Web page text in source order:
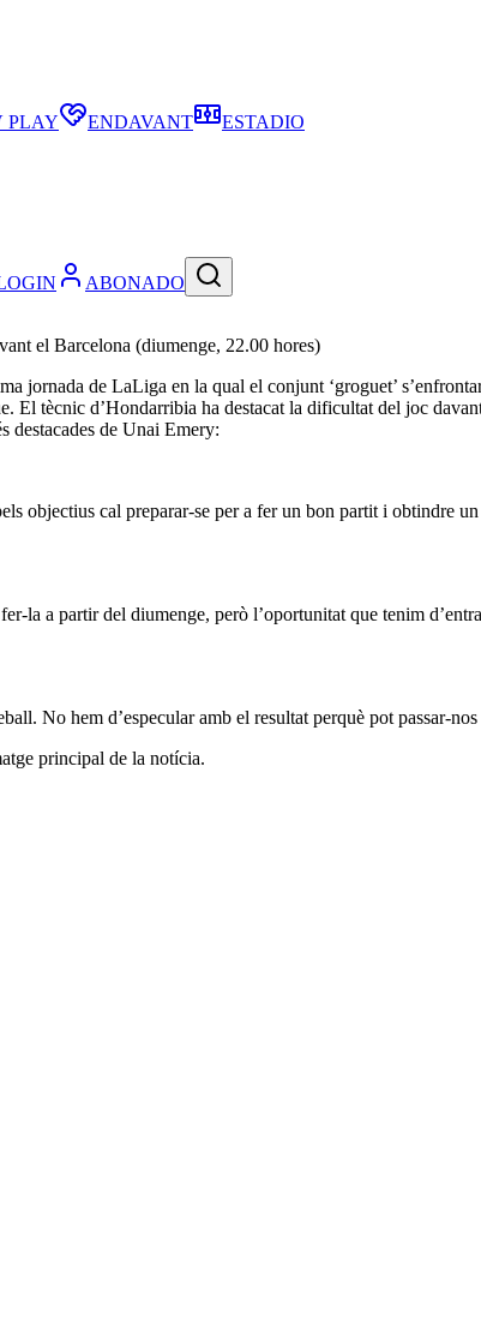
ABONADO
PLAY ENDAVANT ESTADIO
el Barcelona (diumenge, 22.00 hores)
jornada de LaLiga en la qual el conjunt ‘groguet’
El tècnic d’Hondarribia ha destacat la dificultat del joc
destacades de Unai Emery:
objectius cal preparar-se per a fer un bon partit i obtindre
la a partir del diumenge, però l’oportunitat que tenim
No hem d’especular amb el resultat perquè pot passar-
principal de la notícia.